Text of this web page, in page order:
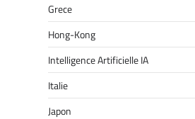
Grece
Hong-Kong
Intelligence Artificielle IA
Italie
Japon